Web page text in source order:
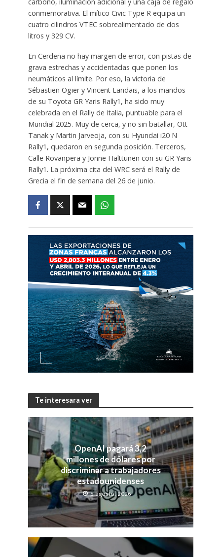
carbono, iluminación adicional y una caja de regalo
conmemorativa. El mítico Civic Type R equipa un
cuatro cilindros VTEC sobrealimentado de dos
litros y 329 CV.
En Cerdeña no hay margen de error, con pistas de
grava estrechas y accidentadas que ponen los
neumáticos al límite. Por eso, la victoria de
Sébastien Ogier y Vincent Landais, a los mandos
de su Toyota GR Yaris Rally1, ha sido muy
celebrada en el Rally de Italia, puntuable para el
Mundial 2025. Muy de cerca, y no sin batallar, Ott
Tanak y Martin Jarveoja, con su Hyundai i20 N
Rally1, quedaron en segunda posición. Terceros,
Calle Rovanpera y Jonne Halttunen con su GR Yaris
Rally1. La próxima cita del WRC será el Rally de
Grecia el fin de semana del 26 de junio.
Te interesara ver
OpenAI pagará 3,2
millones de dólares por
discriminar a trabajadores
estadounidenses
5 agosto, 2026